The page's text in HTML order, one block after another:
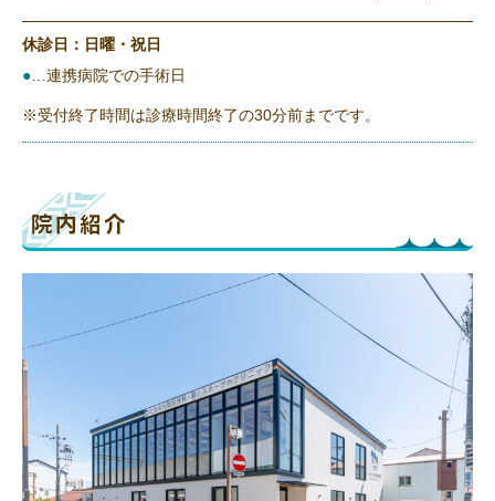
休診日：日曜・祝日
● …連携病院での手術日
※受付終了時間は診療時間終了の30分前までです。
院内紹介